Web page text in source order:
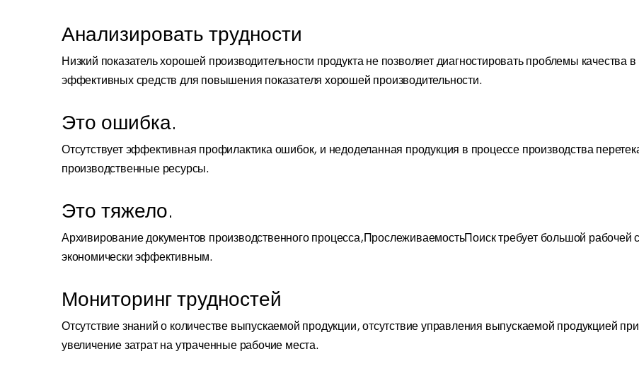
Анализировать трудности
Низкий показатель хорошей производительности продукта не позволяет диагностировать проблемы качества
эффективных средств для повышения показателя хорошей производительности.
Это ошибка.
Отсутствует эффективная профилактика ошибок, и недоделанная продукция в процессе производства
производственные ресурсы.
Это тяжело.
Архивирование документов производственного процесса,ПрослеживаемостьПоиск требует большой рабочей
экономически эффективным.
Мониторинг трудностей
Отсутствие знаний о количестве выпускаемой продукции, отсутствие управления выпускаемой продукцией
увеличение затрат на утраченные рабочие места.